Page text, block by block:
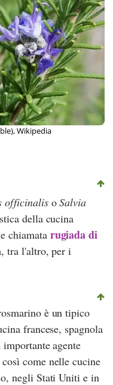
Wikipedia
officinalisoSalvia
della cucina
chiamata rugiada di
tra l'altro, per i
è un tipico
francese, spagnola
agente
come nelle cucine
negli Stati Uniti e in